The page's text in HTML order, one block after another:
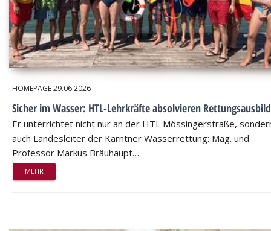
HOMEPAGE29.06.2026
Sicher im Wasser: HTL-Lehrkräfte absolvieren
Er unterrichtet nicht nur an der HTL Mössingerstraße,
auch Landesleiter der Kärntner Wasserrettung: Mag. und
Professor Markus Bräuhaupt…
MEHR